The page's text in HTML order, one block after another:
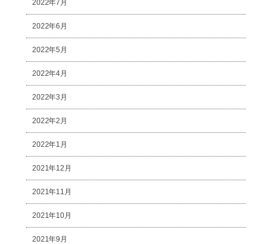
2022年7月
2022年6月
2022年5月
2022年4月
2022年3月
2022年2月
2022年1月
2021年12月
2021年11月
2021年10月
2021年9月